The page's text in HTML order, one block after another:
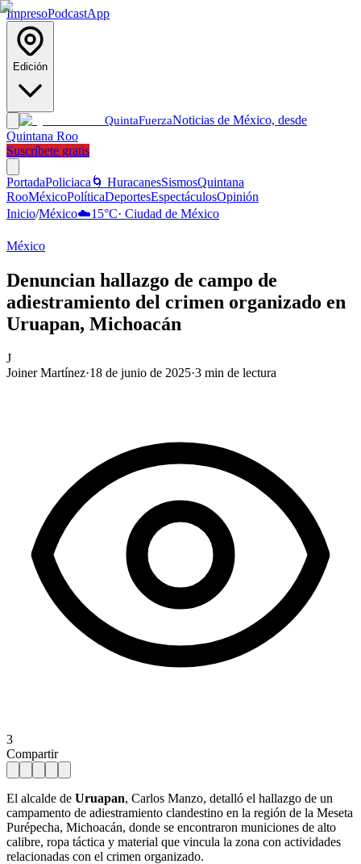
ImpresoPodcastApp
Edición
QuintaFuerzaNoticias de México, desde
Quintana Roo
Suscríbete gratis
PortadaPoliciaca 🌀 HuracanesSismosQuintana
RooMéxicoPolíticaDeportesEspectáculosOpinión
Inicio/México☁️15°C· Ciudad de México
México
Denuncian hallazgo de campo de
adiestramiento del crimen organizado en
Uruapan, Michoacán
J
Joiner Martínez·18 de junio de 2025·3 min de lectura
3
Compartir
El alcalde de Uruapan, Carlos Manzo, detalló el hallazgo de un
campamento de adiestramiento clandestino en la región de la Meseta
Purépecha, Michoacán, donde se encontraron municiones de alto
calibre, ropa táctica y material que vincula la zona con actividades
relacionadas con el crimen organizado.